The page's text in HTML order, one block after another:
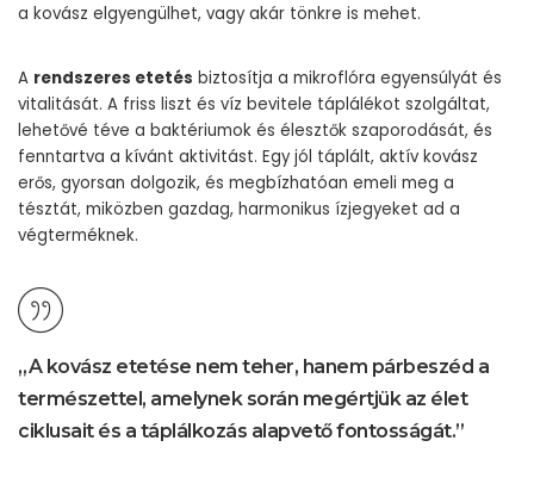
a kovász elgyengülhet, vagy akár tönkre is mehet.
A rendszeres etetés biztosítja a mikroflóra egyensúlyát és
vitalitását. A friss liszt és víz bevitele táplálékot szolgáltat,
lehetővé téve a baktériumok és élesztők szaporodását, és
fenntartva a kívánt aktivitást. Egy jól táplált, aktív kovász
erős, gyorsan dolgozik, és megbízhatóan emeli meg a
tésztát, miközben gazdag, harmonikus ízjegyeket ad a
végterméknek.
„A kovász etetése nem teher, hanem párbeszéd a
természettel, amelynek során megértjük az élet
ciklusait és a táplálkozás alapvető fontosságát.”